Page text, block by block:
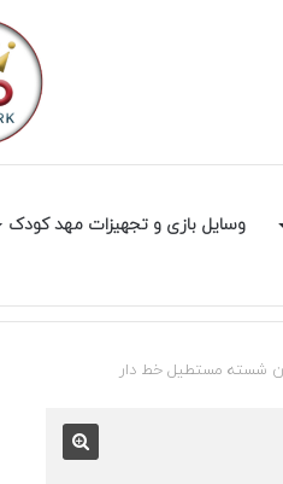
وسایل بازی و تجهیزات مهد کودک
شسته مستطیل خط دار